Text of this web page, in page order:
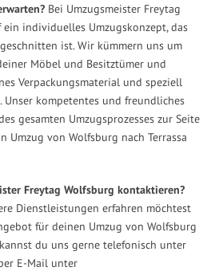
Bei Umzugsmeister Freytag
individuelles Umzugskonzept, das
ist. Wir kümmern uns um
Möbel und Besitztümer und
Verpackungsmaterial und speziell
Unser kompetentes und freundliches
gesamten Umzugsprozesses zur Seite
Umzug von Wolfsburg nach Terrassa
Freytag Wolfsburg kontaktieren?
Dienstleistungen erfahren möchtest
für deinen Umzug von Wolfsburg
du uns gerne telefonisch unter
E-Mail unter